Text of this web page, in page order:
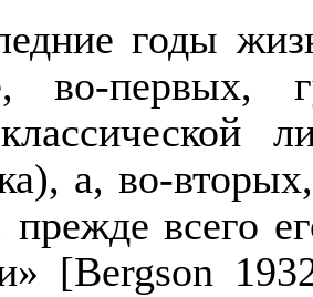
годы
во-первых,
а, во-
прежде всего
[Bergson